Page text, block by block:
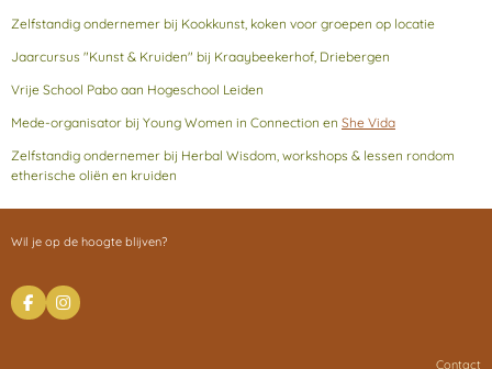
Zelfstandig ondernemer bij Kookkunst, koken voor groepen op locatie
Jaarcursus "Kunst & Kruiden" bij Kraaybeekerhof, Driebergen
Vrije School Pabo aan Hogeschool Leiden
Mede-organisator bij Young Women in Connection en She Vida
Zelfstandig ondernemer bij Herbal Wisdom, workshops & lessen rondom
etherische oliën en kruiden
Wil je op de hoogte blijven?
F
a
I
n
Contact